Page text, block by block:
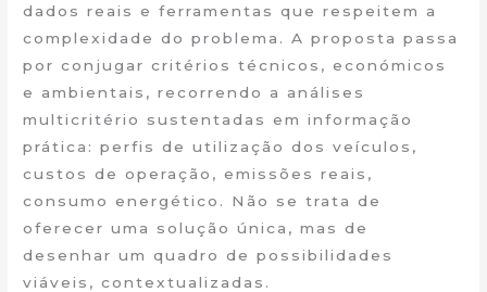
dados reais e ferramentas que respeitem a
complexidade do problema. A proposta passa
por conjugar critérios técnicos, económicos
e ambientais, recorrendo a análises
multicritério sustentadas em informação
prática: perfis de utilização dos veículos,
custos de operação, emissões reais,
consumo energético. Não se trata de
oferecer uma solução única, mas de
desenhar um quadro de possibilidades
viáveis, contextualizadas.